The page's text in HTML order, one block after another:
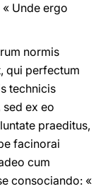
Unde ergo
normis
qui perfectum
technicis
ex eo
praeditus,
facinorai
cum
consociando: «